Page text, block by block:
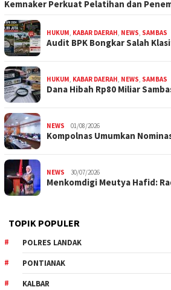
Kemnaker Perkuat Pelatihan dan
HUKUM, KABAR DAERAH, NEWS, SAMBAS
Audit BPK Bongkar Salah
HUKUM, KABAR DAERAH, NEWS, SAMBAS
Dana Hibah Rp80 Miliar
NEWS 01/08/2026
Kompolnas Umumkan
NEWS 30/07/2026
Menkomdigi Meutya Hafid:
TOPIK POPULER
POLRES LANDAK
PONTIANAK
KALBAR